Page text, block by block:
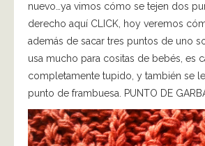
nuevo…ya vimos cómo se tejen dos
derecho aquí CLICK, hoy veremos
además de sacar tres puntos de uno
usa mucho para cositas de bebés, es
completamente tupido, y también se
punto de frambuesa. PUNTO DE